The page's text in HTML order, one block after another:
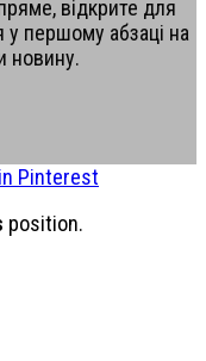
відкрите для
у першому абзаці на
новину.
Pinterest
position.